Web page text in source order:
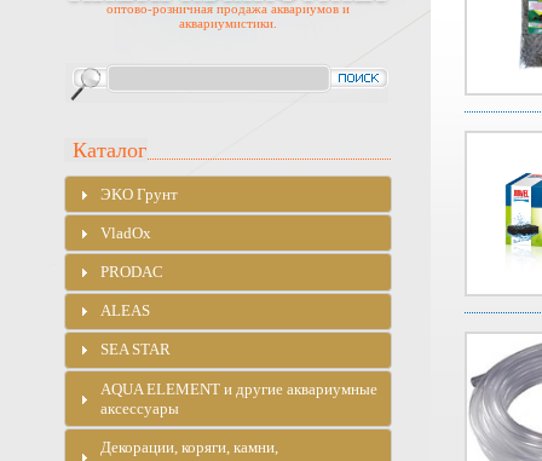
оптово-розничная продажа аквариумов и
аквариумистики.
Каталог
ЭKO Грунт
VladOx
PRODAC
ALEAS
SEA STAR
AQUA ELEMENT и другие аквариумные
аксессуары
Декорации, коряги, камни,